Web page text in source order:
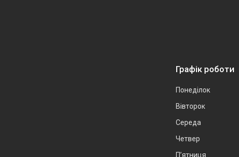
Графік роботи
Понеділок
Вівторок
Середа
Четвер
Пʼятниця